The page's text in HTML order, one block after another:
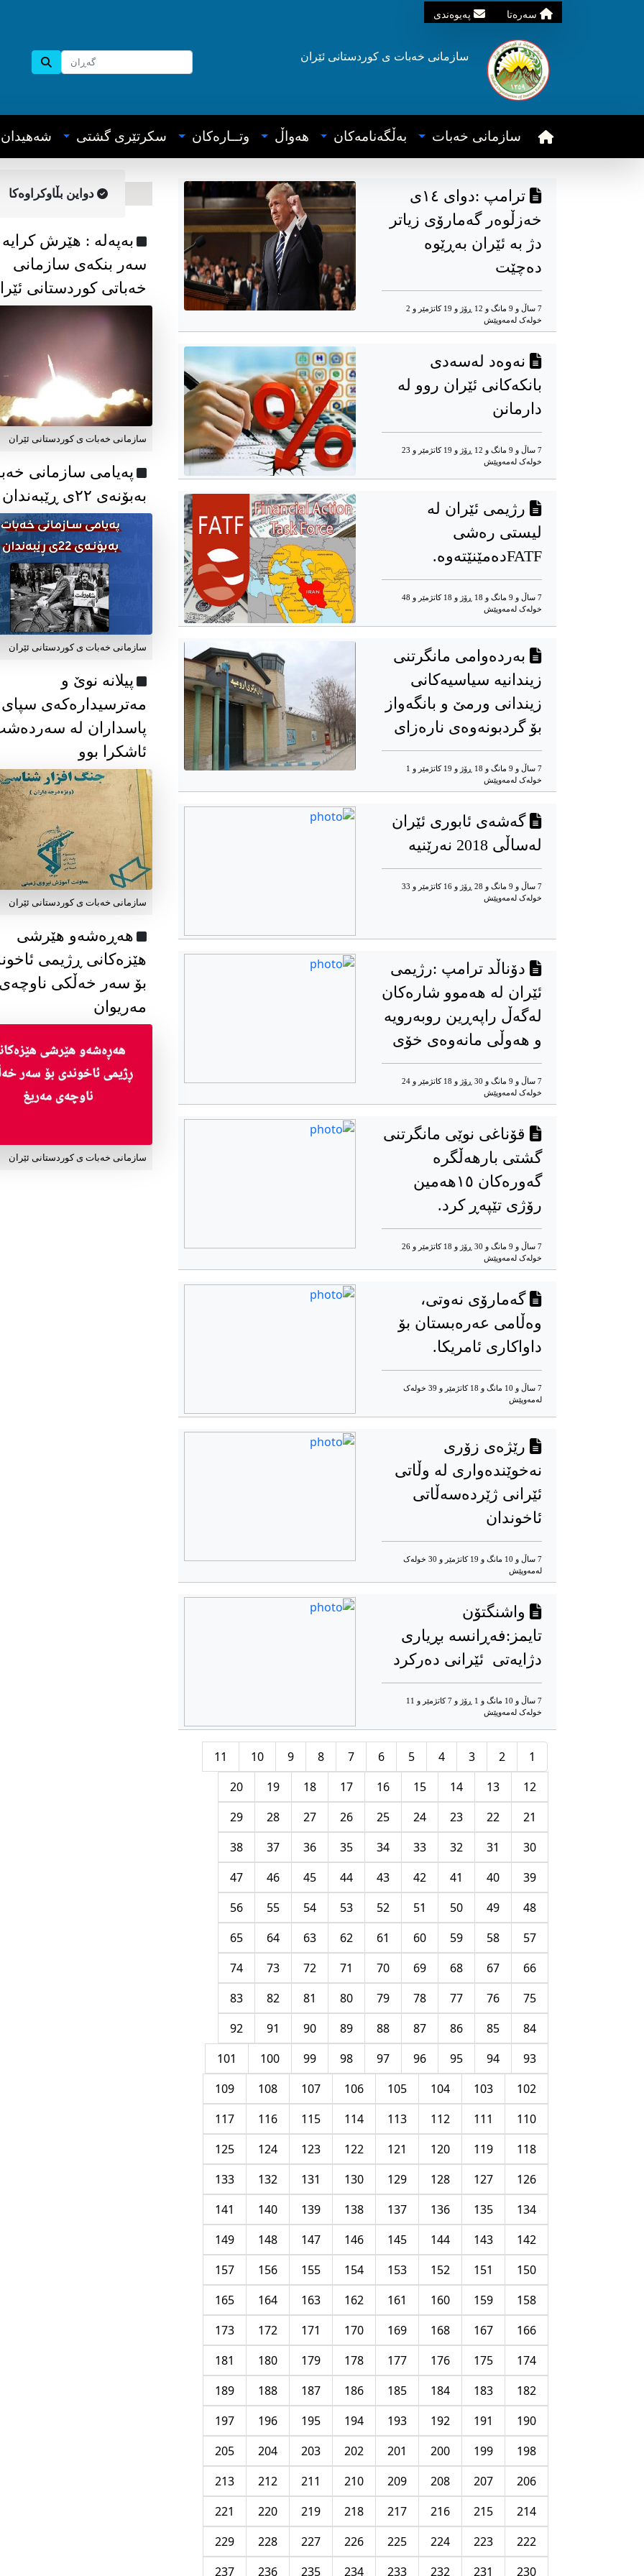
سه‌ره‌تا په‌یوه‌ندی
سازمانی خه‌بات ی کوردستانی ئێران
سازمانی خه‌بات به‌ڵگه‌نامه‌کان هه‌واڵ وتــاره‌کان سکرتێری گشتی شه‌هیدان
ترامپ :دوای ۱٤ی
خەزڵوەر گەمارۆی زیاتر
دژ بە ئێران بەڕێوە
دەچێت
7 ساڵ و 9 مانگ و 12 ڕۆژ و 19 کاتژمێر و 2
خوله‌ک له‌مه‌وپێش‌
نەوەد لەسەدی
بانکەکانی ئێران روو لە
دارمانن
7 ساڵ و 9 مانگ و 12 ڕۆژ و 19 کاتژمێر و 23
خوله‌ک له‌مه‌وپێش‌
رژیمی ئێران لە
لیستی رەشی
FATFدەمێنێتەوە.
7 ساڵ و 9 مانگ و 18 ڕۆژ و 18 کاتژمێر و 48
خوله‌ک له‌مه‌وپێش‌
بەردەوامی مانگرتنی
زیندانیە سیاسیەکانی
زیندانی ورمێ‌ و بانگەواز
بۆ گردبونەوەی نارەزای
7 ساڵ و 9 مانگ و 18 ڕۆژ و 19 کاتژمێر و 1
خوله‌ک له‌مه‌وپێش‌
گەشەی ئابوری ئێران
لەساڵی 2018 نەرێنیە
7 ساڵ و 9 مانگ و 28 ڕۆژ و 16 کاتژمێر و 33
خوله‌ک له‌مه‌وپێش‌
دۆناڵد ترامپ :رژیمی
ئێران لە هەموو شارەکان
لەگەڵ راپەڕین روبەرویە
و هەوڵی مانەوەی خۆی
7 ساڵ و 9 مانگ و 30 ڕۆژ و 18 کاتژمێر و 24
خوله‌ک له‌مه‌وپێش‌
قۆناغی نوێی مانگرتنی
گشتی بارهەڵگرە
گەورەکان ۱٥هەمین
رۆژی تێپەڕ کرد.
7 ساڵ و 9 مانگ و 30 ڕۆژ و 18 کاتژمێر و 26
خوله‌ک له‌مه‌وپێش‌
گەمارۆی نەوتی،
وەڵامی عەرەبستان بۆ
داواکاری ئامریکا.
7 ساڵ و 10 مانگ و 18 کاتژمێر و 39 خوله‌ک
له‌مه‌وپێش‌
رێژەی زۆری
نەخوێندەواری لە وڵاتی
ئێرانی ژێردەسەڵاتی
ئاخوندان
7 ساڵ و 10 مانگ و 19 کاتژمێر و 30 خوله‌ک
له‌مه‌وپێش‌
واشنگتۆن
تایمز:فەڕانسە بڕیاری
دژایەتی ئێرانی دەرکرد
7 ساڵ و 10 مانگ و 1 ڕۆژ و 7 کاتژمێر و 11
خوله‌ک له‌مه‌وپێش‌
1
2
3
4
5
6
7
8
9
10
11
12
13
14
15
16
17
18
19
20
21
22
23
24
25
26
27
28
29
30
31
32
33
34
35
36
37
38
39
40
41
42
43
44
45
46
47
48
49
50
51
52
53
54
55
56
57
58
59
60
61
62
63
64
65
66
67
68
69
70
71
72
73
74
75
76
77
78
79
80
81
82
83
84
85
86
87
88
89
90
91
92
93
94
95
96
97
98
99
100
101
102
103
104
105
106
107
108
109
110
111
112
113
114
115
116
117
118
119
120
121
122
123
124
125
126
127
128
129
130
131
132
133
134
135
136
137
138
139
140
141
142
143
144
145
146
147
148
149
150
151
152
153
154
155
156
157
158
159
160
161
162
163
164
165
166
167
168
169
170
171
172
173
174
175
176
177
178
179
180
181
182
183
184
185
186
187
188
189
190
191
192
193
194
195
196
197
198
199
200
201
202
203
204
205
206
207
208
209
210
211
212
213
214
215
216
217
218
219
220
221
222
223
224
225
226
227
228
229
230
231
232
233
234
235
236
237
دواین بڵاوکراوه‌کا
به‌په‌له‌ : هێرش کرایە
سەر بنکەی سازمانی
خەباتی کوردستانی
سازمانی خەبات ی کوردستانی ئێران
پەیامی سازمانی
بەبۆنەی ۲۲ی ڕێبەندان
سازمانی خەبات ی كوردستانی ئێران
پیلانە نوێ و
مەترسیدارەکەی سپای
پاسداران لە
ئاشکرا بوو
سازمانی خەبات ی كوردستانی ئێران
هەڕەشەو هێرشی
هێزەکانی ڕژیمی
بۆ سەر خەڵکی
مەریوان
سازمانی خەبات ی کوردستانی ئێران